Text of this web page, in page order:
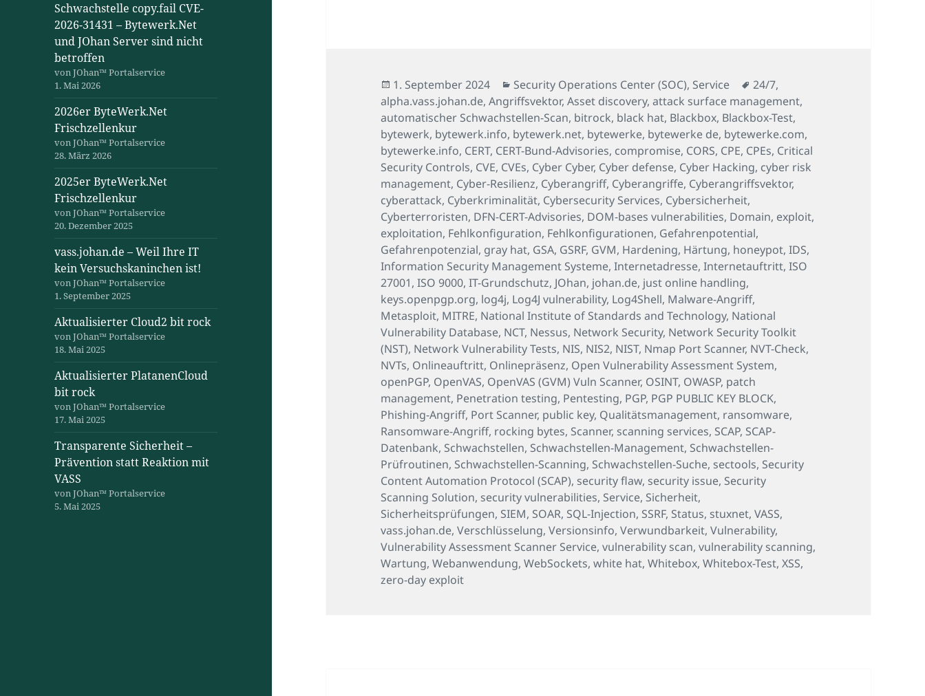
Schwachstelle copy.fail CVE-
2026-31431 – Bytewerk.Net
und JOhan Server sind nicht
betroffen
von JOhan™ Portalservice
1. Mai 2026
2026er ByteWerk.Net
Frischzellenkur
von JOhan™ Portalservice
28. März 2026
2025er ByteWerk.Net
Frischzellenkur
von JOhan™ Portalservice
20. Dezember 2025
vass.johan.de – Weil Ihre IT
kein Versuchskaninchen ist!
von JOhan™ Portalservice
1. September 2025
Aktualisierter Cloud2 bit rock
von JOhan™ Portalservice
18. Mai 2025
Aktualisierter PlatanenCloud
bit rock
von JOhan™ Portalservice
17. Mai 2025
Transparente Sicherheit –
Prävention statt Reaktion mit
VASS
von JOhan™ Portalservice
5. Mai 2025
Veröffentlicht
am
1. September 2024 Kategorien
Security Operations Center (SOC), Service Schlagwörter
24/7,
alpha.vass.johan.de,Angriffsvektor,Asset discovery,attack surface management,
automatischer Schwachstellen-Scan, bitrock, black hat, Blackbox, Blackbox-Test,
bytewerk, bytewerk.info, bytewerk.net, bytewerke, bytewerke de, bytewerke.com,
bytewerke.info, CERT, CERT-Bund-Advisories, compromise, CORS, CPE, CPEs, Critical
Security Controls, CVE, CVEs, Cyber Cyber, Cyber defense, Cyber Hacking, cyber risk
management, Cyber-Resilienz, Cyberangriff, Cyberangriffe, Cyberangriffsvektor,
cyberattack, Cyberkriminalität, Cybersecurity Services, Cybersicherheit,
Cyberterroristen, DFN-CERT-Advisories, DOM-bases vulnerabilities, Domain, exploit,
exploitation, Fehlkonfiguration, Fehlkonfigurationen, Gefahrenpotential,
Gefahrenpotenzial, gray hat, GSA, GSRF, GVM, Hardening, Härtung, honeypot,IDS,
Information Security Management Systeme,Internetadresse,Internetauftritt,ISO
27001,ISO 9000,IT-Grundschutz, JOhan, johan.de, just online handling,
keys.openpgp.org, log4j, Log4J vulnerability, Log4Shell, Malware-Angriff,
Metasploit, MITRE, National Institute of Standards and Technology, National
Vulnerability Database, NCT, Nessus, Network Security, Network Security Toolkit
(NST), Network Vulnerability Tests, NIS, NIS2, NIST, Nmap Port Scanner, NVT-Check,
NVTs, Onlineauftritt, Onlinepräsenz, Open Vulnerability Assessment System,
openPGP, OpenVAS, OpenVAS (GVM) Vuln Scanner, OSINT, OWASP, patch
management, Penetration testing, Pentesting, PGP, PGP PUBLIC KEY BLOCK,
Phishing-Angriff, Port Scanner, public key, Qualitätsmanagement, ransomware,
Ransomware-Angriff, rocking bytes, Scanner, scanning services, SCAP, SCAP-
Datenbank, Schwachstellen, Schwachstellen-Management, Schwachstellen-
Prüfroutinen, Schwachstellen-Scanning, Schwachstellen-Suche, sectools, Security
Content Automation Protocol (SCAP), security flaw, security issue, Security
Scanning Solution, security vulnerabilities, Service, Sicherheit,
Sicherheitsprüfungen, SIEM, SOAR, SQL-Injection, SSRF, Status, stuxnet,VASS,
vass.johan.de,Verschlüsselung,Versionsinfo,Verwundbarkeit,Vulnerability,
Vulnerability Assessment Scanner Service,vulnerability scan,vulnerability scanning,
Wartung,Webanwendung,WebSockets,white hat,Whitebox,Whitebox-Test,XSS,
zero-day exploit